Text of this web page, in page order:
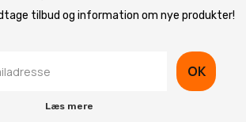
tilbud og information om nye produkter!
OK
Læs mere